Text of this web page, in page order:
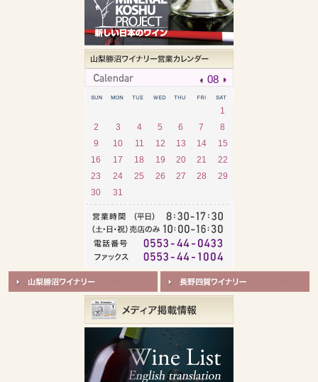
08
1
2
3 4 5 6 7
8
9
10 11 12 13 14
15
16
17 18 19 20 21
22
23
24 25 26 27 28
29
30
31